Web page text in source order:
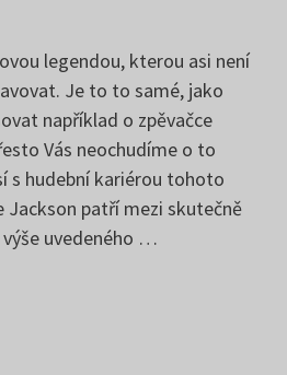
legendou, kterou asi není
Je to to samé, jako
například o zpěvačce
Vás neochudíme o to
s hudební kariérou tohoto
Jackson patří mezi skutečně
uvedeného …